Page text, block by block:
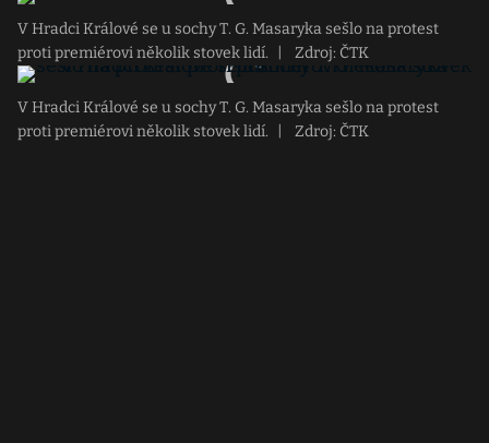
V Hradci Králové se u sochy T. G. Masaryka sešlo na protest
proti premiérovi několik stovek lidí.
Zdroj: ČTK
V Hradci Králové se u sochy T. G. Masaryka sešlo na protest
proti premiérovi několik stovek lidí.
Zdroj: ČTK